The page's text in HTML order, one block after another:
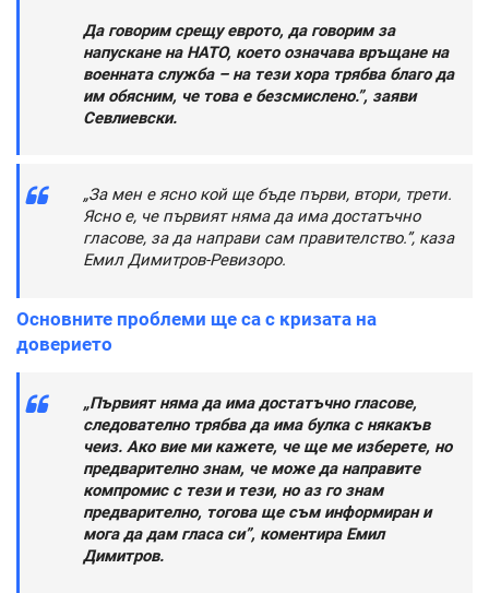
Да говорим срещу еврото, да говорим за
напускане на НАТО, което означава връщане на
военната служба – на тези хора трябва благо да
им обясним, че това е безсмислено.”, заяви
Севлиевски.
„За мен е ясно кой ще бъде първи, втори, трети.
Ясно е, че първият няма да има достатъчно
гласове, за да направи сам правителство.”, каза
Емил Димитров-Ревизоро.
Основните проблеми ще са с кризата на
доверието
„Първият няма да има достатъчно гласове,
следователно трябва да има булка с някакъв
чеиз. Ако вие ми кажете, че ще ме изберете, но
предварително знам, че може да направите
компромис с тези и тези, но аз го знам
предварително, тогова ще съм информиран и
мога да дам гласа си”, коментира Емил
Димитров.